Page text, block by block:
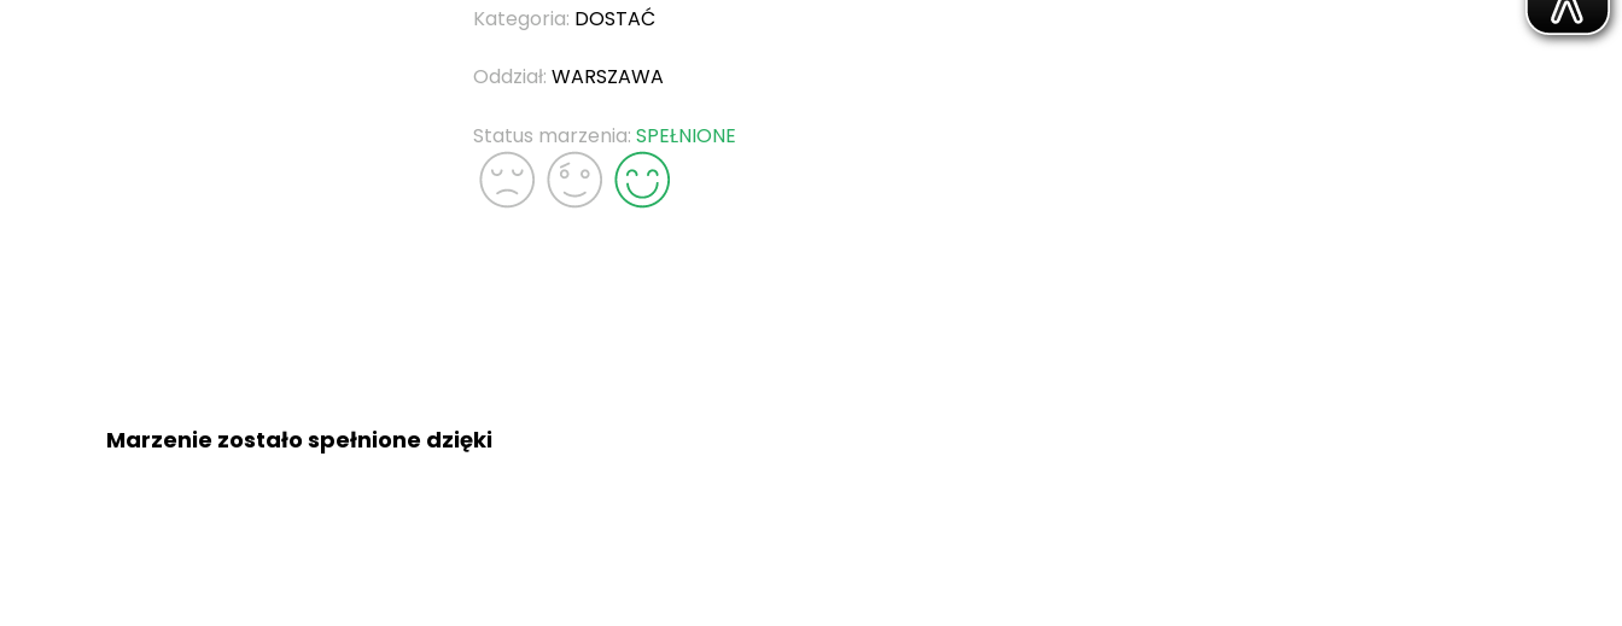
Kategoria: DOSTAĆ
Oddział: WARSZAWA
Status marzenia: SPEŁNIONE
Marzenie zostało spełnione dzięki